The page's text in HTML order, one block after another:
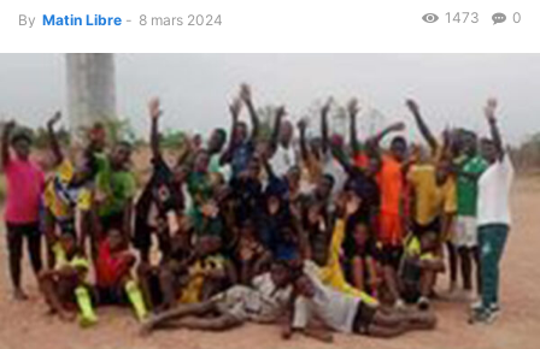
By Matin Libre - 8 mars 2024 0
1473